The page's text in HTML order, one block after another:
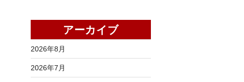
アーカイブ
2026年8月
2026年7月